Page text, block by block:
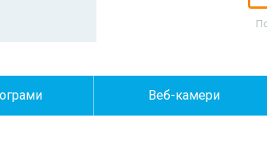
Веб-камери